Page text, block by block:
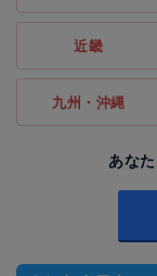
近畿
九州・沖縄
あな